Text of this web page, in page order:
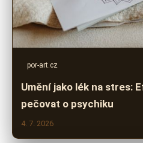
por-art.cz
Umění jako lék na stres:
pečovat o psychiku
4. 7. 2026